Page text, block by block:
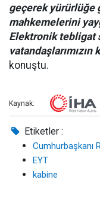
geçerek yürürlüğe
mahkemelerini
Elektronik tebligat
vatandaşlarımızın
konuştu.
Kaynak:
Etiketler :
Cumhurbaşkanı
EYT
kabine